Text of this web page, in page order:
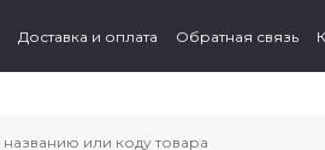
Доставка и оплата Обратная связь